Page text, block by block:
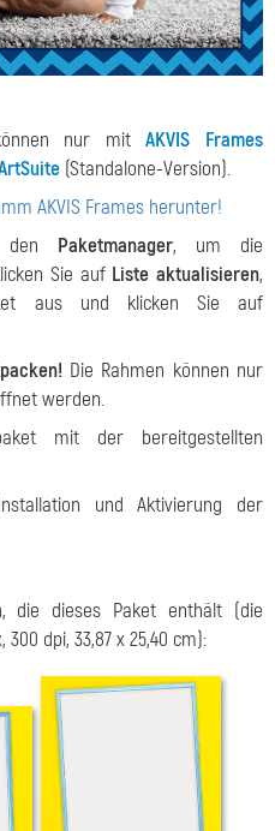
nur mitAKVIS Frames
(Standalone-Version).
AKVIS Frames herunter!
den Paketmanager, um die
Sie auf Liste aktualisieren,
aus und klicken Sie auf
Die Rahmen können nur
werden.
mit der bereitgestellten
und Aktivierung der
die dieses Paket enthält (die
dpi, 33,87 x 25,40 cm):